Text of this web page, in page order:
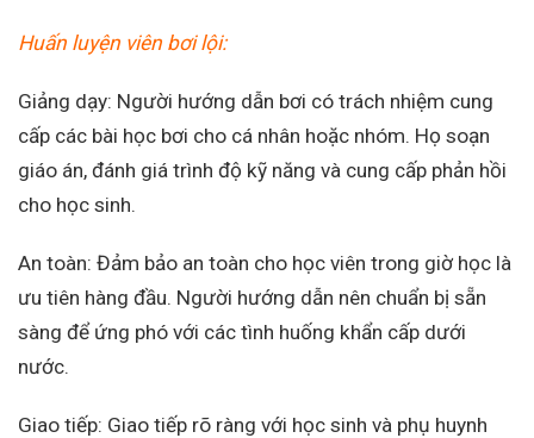
Huấn luyện viên bơi lội:
Giảng dạy: Người hướng dẫn bơi có trách nhiệm cung
cấp các bài học bơi cho cá nhân hoặc nhóm. Họ soạn
giáo án, đánh giá trình độ kỹ năng và cung cấp phản hồi
cho học sinh.
An toàn: Đảm bảo an toàn cho học viên trong giờ học là
ưu tiên hàng đầu. Người hướng dẫn nên chuẩn bị sẵn
sàng để ứng phó với các tình huống khẩn cấp dưới
nước.
Giao tiếp: Giao tiếp rõ ràng với học sinh và phụ huynh